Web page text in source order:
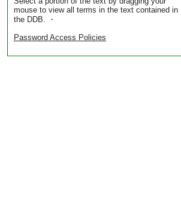
mouse to view all terms in the text contained in
the DDB. ・
Password Access Policies